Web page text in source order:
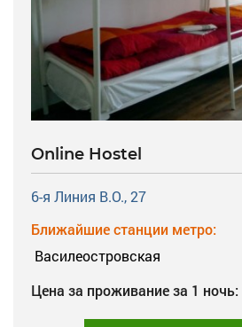
Online Hostel
6-я Линия В.О., 27
Ближайшие станции метро:
Василеостровская
Цена за проживание за 1 ночь: